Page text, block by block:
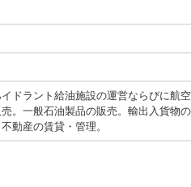
ドラント給油施設の運営ならびに航
。一般石油製品の販売。輸出入貨物
動産の賃貸・管理。